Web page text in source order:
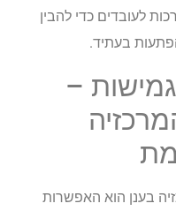
לעובדים כדי להבין
בעתיד.
–
בענן הוא האפשרות